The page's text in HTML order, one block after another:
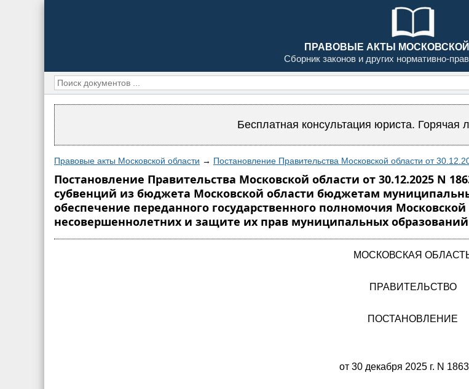
ПРАВОВЫЕ АКТЫ
Сборник законов и других нормативно-
Бесплатная консультация юриста. Горячая
Правовые акты Московской области → Постановление Правительства Московской области от
Постановление Правительства Московской области от 30.12.2025 N
субвенций из бюджета Московской области бюджетам
обеспечение переданного государственного полномочия
несовершеннолетних и защите их прав муниципальных
МОСКОВСКАЯ
ПРАВИТЕЛЬСТВО
ПОСТАНОВЛЕНИЕ
от 30 декабря 2025 г. N